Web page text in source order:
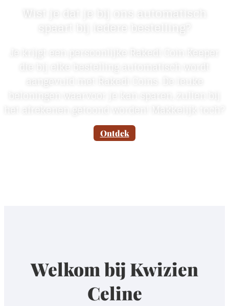
Wist je dat je bij ons automatisch
spaart bij iedere bestelling?
die bij elke bestelling automatisch wordt
aangevuld met Rakedi Coins. De leuke
beloningen waarvoor je kan sparen, zullen bij
het afrekenen getoond worden! Makkelijk toch?
Ontdek
Welkom bij Kwizien
Celine